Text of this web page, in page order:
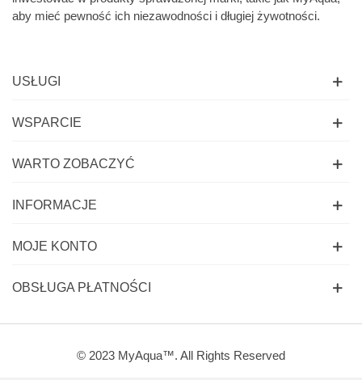
aby mieć pewność ich niezawodności i długiej żywotności.
USŁUGI
WSPARCIE
WARTO ZOBACZYĆ
INFORMACJE
MOJE KONTO
OBSŁUGA PŁATNOŚCI
© 2023 MyAqua™. All Rights Reserved